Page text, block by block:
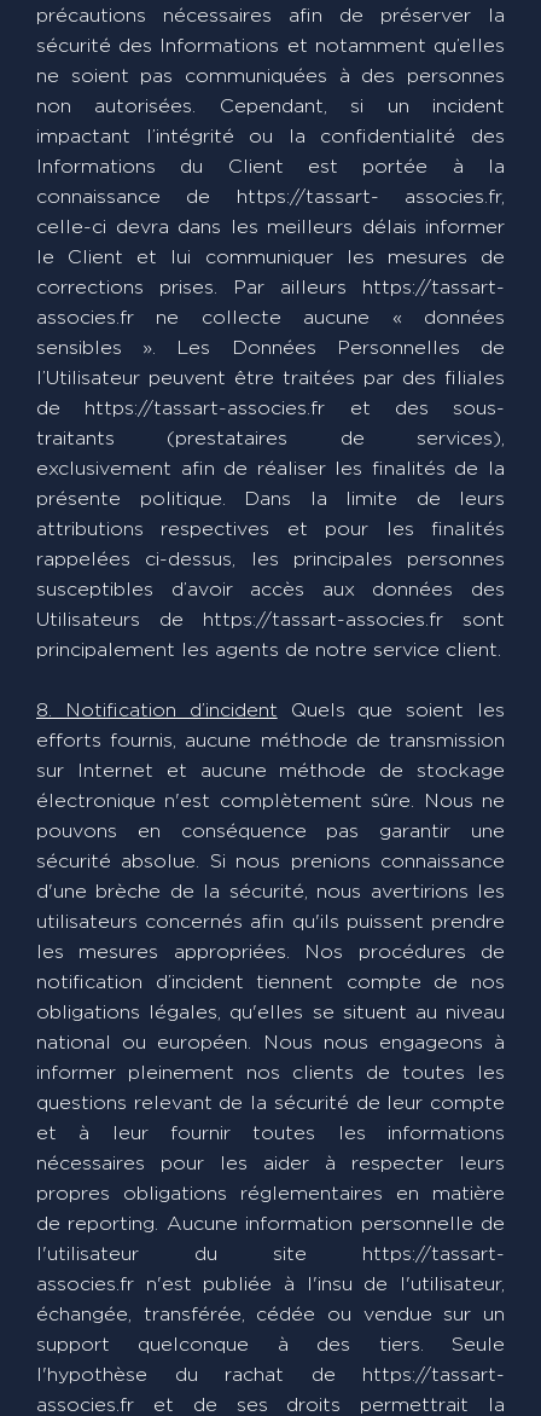
précautions nécessaires afin de préserver la
sécurité des Informations et notamment qu’elles
ne soient pas communiquées à des personnes
non autorisées. Cependant, si un incident
impactant l’intégrité ou la confidentialité des
Informations du Client est portée à la
connaissance de https://tassart- associes.fr,
celle-ci devra dans les meilleurs délais informer
le Client et lui communiquer les mesures de
corrections prises. Par ailleurs https://tassart-
associes.fr ne collecte aucune « données
sensibles ». Les Données Personnelles de
l’Utilisateur peuvent être traitées par des filiales
de https://tassart-associes.fr et des sous-
traitants (prestataires de services),
exclusivement afin de réaliser les finalités de la
présente politique. Dans la limite de leurs
attributions respectives et pour les finalités
rappelées ci-dessus, les principales personnes
susceptibles d’avoir accès aux données des
Utilisateurs de https://tassart-associes.fr sont
principalement les agents de notre service client.
8. Notification d’incident Quels que soient les
efforts fournis, aucune méthode de transmission
sur Internet et aucune méthode de stockage
électronique n'est complètement sûre. Nous ne
pouvons en conséquence pas garantir une
sécurité absolue. Si nous prenions connaissance
d'une brèche de la sécurité, nous avertirions les
utilisateurs concernés afin qu'ils puissent prendre
les mesures appropriées. Nos procédures de
notification d’incident tiennent compte de nos
obligations légales, qu'elles se situent au niveau
national ou européen. Nous nous engageons à
informer pleinement nos clients de toutes les
questions relevant de la sécurité de leur compte
et à leur fournir toutes les informations
nécessaires pour les aider à respecter leurs
propres obligations réglementaires en matière
de reporting. Aucune information personnelle de
l'utilisateur du site https://tassart-
associes.fr n'est publiée à l'insu de l'utilisateur,
échangée, transférée, cédée ou vendue sur un
support quelconque à des tiers. Seule
l'hypothèse du rachat de https://tassart-
associes.fr et de ses droits permettrait la